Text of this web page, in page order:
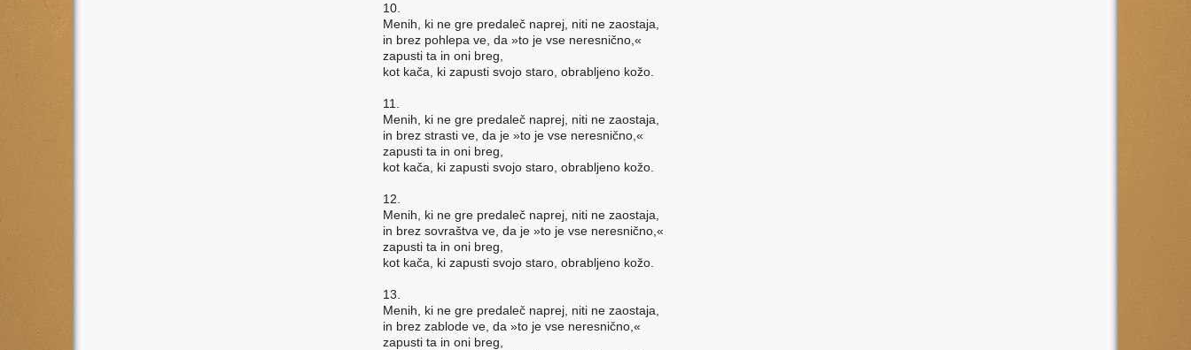
10.
Menih, ki ne gre predaleč naprej, niti ne zaostaja,
in brez pohlepa ve, da »to je vse neresnično,«
zapusti ta in oni breg,
kot kača, ki zapusti svojo staro, obrabljeno kožo.
11.
Menih, ki ne gre predaleč naprej, niti ne zaostaja,
in brez strasti ve, da je »to je vse neresnično,«
zapusti ta in oni breg,
kot kača, ki zapusti svojo staro, obrabljeno kožo.
12.
Menih, ki ne gre predaleč naprej, niti ne zaostaja,
in brez sovraštva ve, da je »to je vse neresnično,«
zapusti ta in oni breg,
kot kača, ki zapusti svojo staro, obrabljeno kožo.
13.
Menih, ki ne gre predaleč naprej, niti ne zaostaja,
in brez zablode ve, da »to je vse neresnično,«
zapusti ta in oni breg,